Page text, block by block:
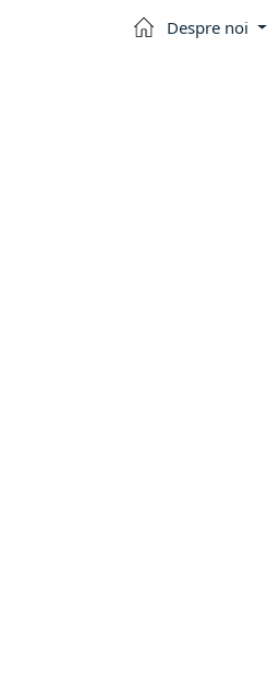
Despre noi